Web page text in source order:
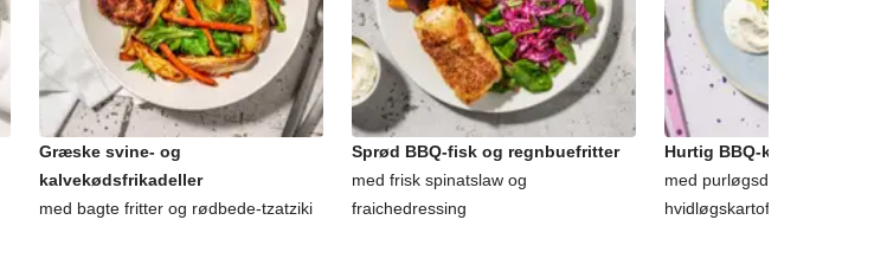
Græske svine- og
kalvekødsfrikadeller
med bagte fritter og rødbede-tzatziki
Sprød BBQ-fisk og regnbuefritter
med frisk spinatslaw og
fraichedressing
Hurtig BBQ-krydret hvid
med purløgsdressing og
hvidløgskartofler